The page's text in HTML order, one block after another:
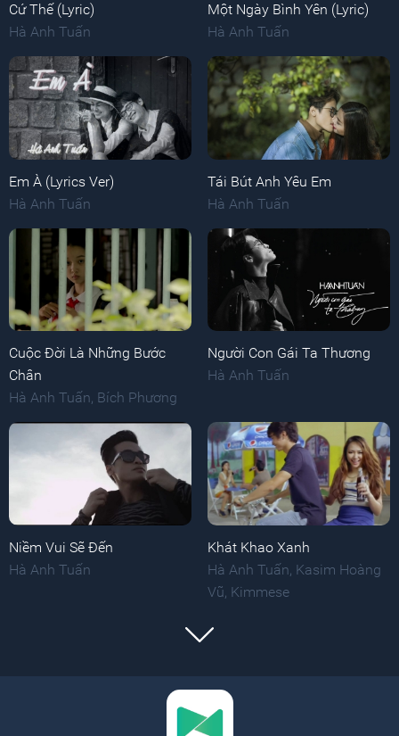
Cứ Thế (Lyric)
Hà Anh Tuấn
Một Ngày Bình Yên (Lyric)
Hà Anh Tuấn
Em À (Lyrics Ver)
Hà Anh Tuấn
Tái Bút Anh Yêu Em
Hà Anh Tuấn
Cuộc Đời Là Những Bước
Chân
Hà Anh Tuấn, Bích Phương
Người Con Gái Ta Thương
Hà Anh Tuấn
Niềm Vui Sẽ Đến
Hà Anh Tuấn
Khát Khao Xanh
Hà Anh Tuấn Kasim Hoàng
Vũ Kimmese